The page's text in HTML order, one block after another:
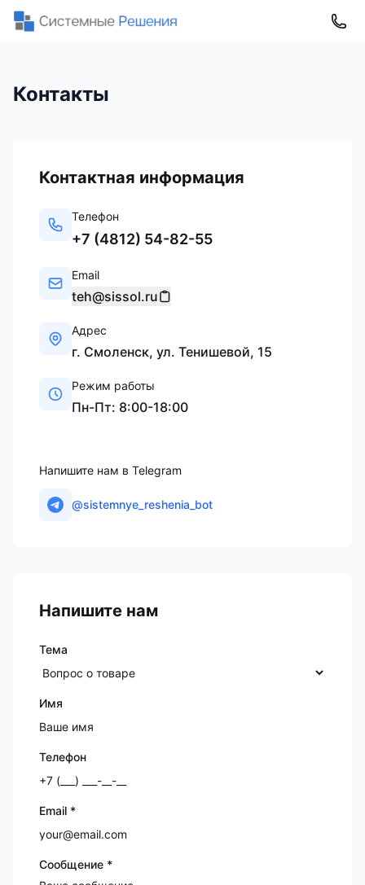
Контакты
Контактная информация
Телефон
+7 (4812) 54-82-55
Email
teh@sissol.ru
Адрес
г. Смоленск, ул. Тенишевой, 15
Режим работы
Пн-Пт: 8:00-18:00
Напишите нам в Telegram
@sistemnye_reshenia_bot
Напишите нам
Тема
Имя
Телефон
Email *
Сообщение *